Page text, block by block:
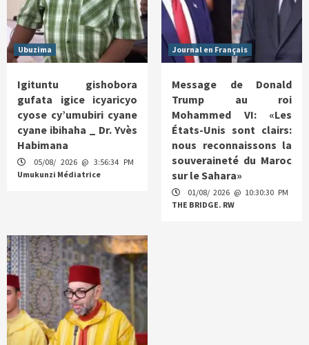
Ubuzima
Igituntu gishobora
gufata igice icyaricyo
cyose cy’umubiri cyane
cyane ibihaha _ Dr. Yvès
Habimana
05/08/ 2026 @ 3:56:34 PM
Umukunzi Médiatrice
Journal en Français
Message de Donald
Trump au roi
Mohammed VI: «Les
États-Unis sont clairs:
nous reconnaissons la
souveraineté du Maroc
sur le Sahara»
01/08/ 2026 @ 10:30:30 PM
THE BRIDGE. RW